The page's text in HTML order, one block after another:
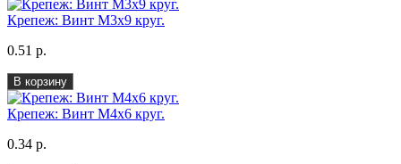
Крепеж: Винт М3х9 круг.
0.51 р.
В корзину
Крепеж: Винт М4х6 круг.
0.34 р.